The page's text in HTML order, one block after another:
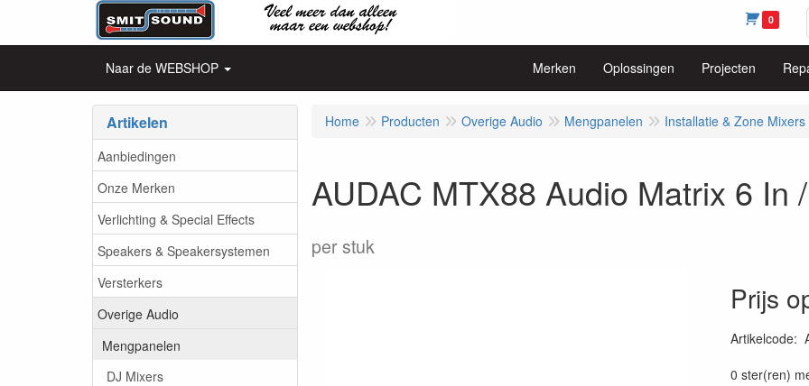
0
Naar de WEBSHOP Merken Oplossingen Projecten
Artikelen
Aanbiedingen
Onze Merken
Verlichting & Special Effects
Speakers & Speakersystemen
Versterkers
Overige Audio
Mengpanelen
DJ Mixers
Home Producten Overige Audio Mengpanelen Installatie & Zone Mixers
AUDAC MTX88 Audio Matrix 6 In
per stuk
Prijs
Artikelcode:
0 ster(ren)